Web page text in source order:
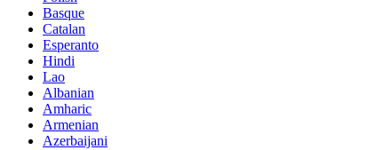
Basque
Catalan
Esperanto
Hindi
Lao
Albanian
Amharic
Armenian
Azerbaijani